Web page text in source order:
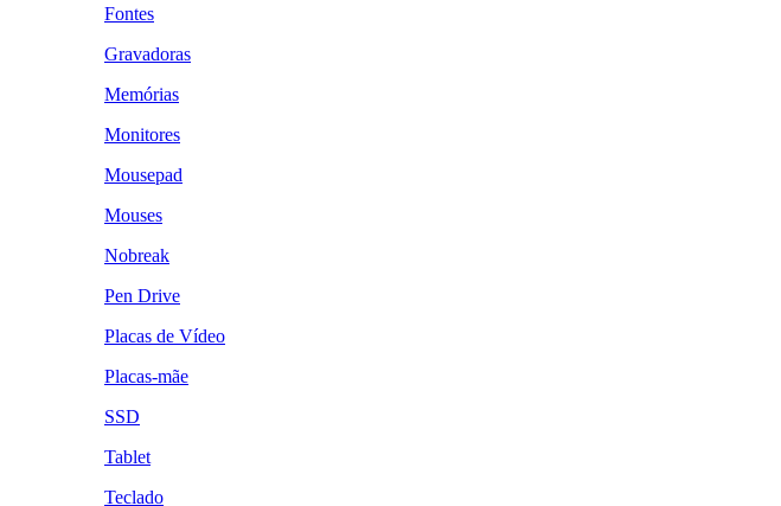
Fontes
Gravadoras
Memórias
Monitores
Mousepad
Mouses
Nobreak
Pen Drive
Placas de Vídeo
Placas-mãe
SSD
Tablet
Teclado